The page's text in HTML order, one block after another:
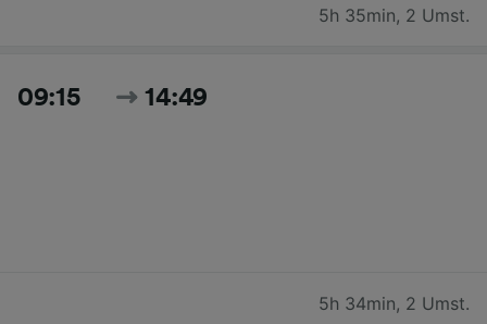
5h 35min, 2 Umst.
09:15 14:49
5h 34min, 2 Umst.